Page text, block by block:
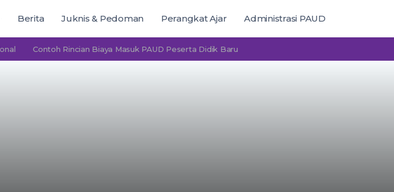
Berita Juknis & Pedoman Perangkat Ajar Administrasi PAUD
Contoh Rincian Biaya Masuk PAUD Peserta Didik Baru